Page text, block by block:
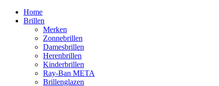
Home
Brillen
Merken
Zonnebrillen
Damesbrillen
Herenbrillen
Kinderbrillen
Ray-Ban META
Brillenglazen